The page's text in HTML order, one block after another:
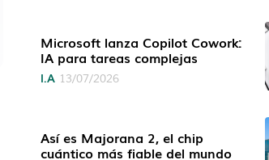
Microsoft lanza Copilot Cowork:
IA para tareas complejas
I.A 13/07/2026
Así es Majorana 2, el chip
cuántico más fiable del mundo